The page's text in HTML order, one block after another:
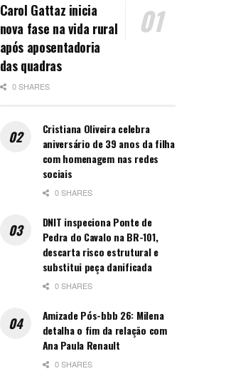
Carol Gattaz inicia
nova fase na vida rural
após aposentadoria
das quadras
0 SHARES
Cristiana Oliveira celebra
aniversário de 39 anos da filha
com homenagem nas redes
sociais
0 SHARES
DNIT inspeciona Ponte de
Pedra do Cavalo na BR-101,
descarta risco estrutural e
substitui peça danificada
0 SHARES
Amizade Pós-bbb 26: Milena
detalha o fim da relação com
Ana Paula Renault
0 SHARES